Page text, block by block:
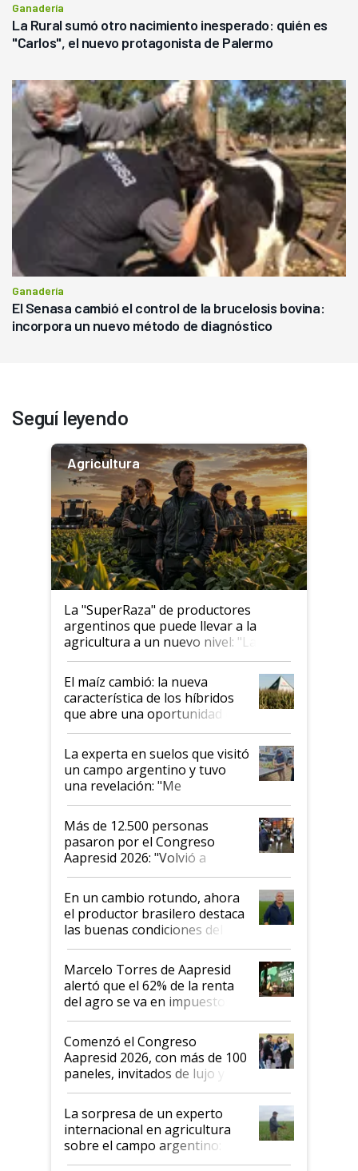
Ganadería
La Rural sumó otro nacimiento inesperado: quién es
"Carlos", el nuevo protagonista de Palermo
Ganadería
El Senasa cambió el control de la brucelosis bovina:
incorpora un nuevo método de diagnóstico
Seguí leyendo
Agricultura
La "SuperRaza" de productores
argentinos que puede llevar a la
agricultura a un nuevo nivel: "Las
posibilidades de crecimiento son
infinitas"
El maíz cambió: la nueva
característica de los híbridos
que abre una oportunidad en
el lote
La experta en suelos que visitó
un campo argentino y tuvo
una revelación: "Me
impresionó mucho"
Más de 12.500 personas
pasaron por el Congreso
Aapresid 2026: "Volvió a
demostrar que hablar del
suelo es hablar de todo el
sistema productivo"
En un cambio rotundo, ahora
el productor brasilero destaca
las buenas condiciones del
agro argentino para invertir:
"Los veo más motivados"
Marcelo Torres de Aapresid
alertó que el 62% de la renta
del agro se va en impuestos:
"No es bueno que en
Argentina se sigan discutiendo
las mismas cosas de hace 50
años"
Comenzó el Congreso
Aapresid 2026, con más de 100
paneles, invitados de lujo y
todas las tendencias
La sorpresa de un experto
internacional en agricultura
sobre el campo argentino:
"Estoy muy impresionado"